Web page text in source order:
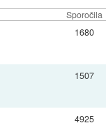
Sporočila
1680
1507
4925